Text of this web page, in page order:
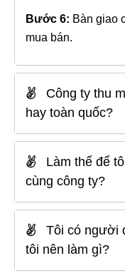
Bước 6: Bàn giao
mua bán.
Công ty thu
hay toàn quốc?
Làm thế để
cùng công ty?
Tôi có người
tôi nên làm gì?